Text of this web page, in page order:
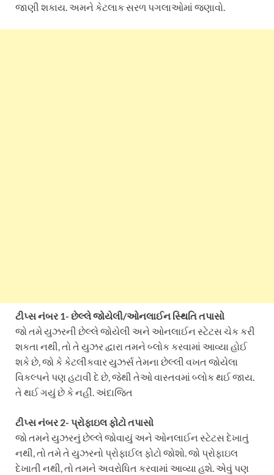
જાણી શકાય. અમને કેટલાક સરળ પગલાઓમાં જણાવો.
ટીપ્સ નંબર 1- છેલ્લે જોયેલી/ઓનલાઈન સ્થિતિ તપાસો
જો તમે યુઝરની છેલ્લે જોયેલી અને ઓનલાઈન સ્ટેટસ ચેક કરી
શકતા નથી, તો તે યુઝર દ્વારા તમને બ્લોક કરવામાં આવ્યા હોઈ
શકે છે, જો કે કેટલીકવાર યુઝર્સ તેમના છેલ્લી વખત જોયેલા
વિકલ્પને પણ હટાવી દે છે, જેથી તેઓ વાસ્તવમાં બ્લોક થઈ જાય.
તે થઈ ગયું છે કે નહીં. અંદાજિત
ટીપ્સ નંબર 2- પ્રોફાઇલ ફોટો તપાસો
જો તમને યુઝરનું છેલ્લે જોવાયું અને ઓનલાઈન સ્ટેટસ દેખાતું
નથી, તો તમે તે યુઝરનો પ્રોફાઈલ ફોટો જોશો. જો પ્રોફાઇલ
દેખાતી નથી, તો તમને અવરોધિત કરવામાં આવ્યા હશે. એવું પણ